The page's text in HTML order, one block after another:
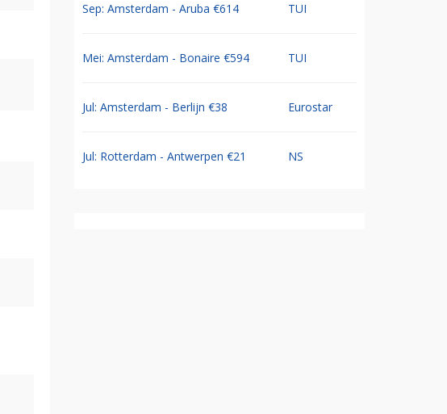
Sep: Amsterdam - Aruba €614 TUI
Mei: Amsterdam - Bonaire €594 TUI
Jul: Amsterdam - Berlijn €38 Eurostar
Jul: Rotterdam - Antwerpen €21 NS